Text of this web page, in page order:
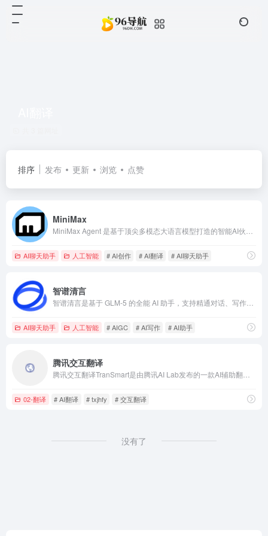
排序 发布 更新 浏览 点赞
MiniMax
AI聊天助手 人工智能 # AI创作 # AI翻译 # AI聊天助手
智谱清言
AI聊天助手 人工智能 # AIGC # AI写作 # AI助手
腾讯交互翻译
02-翻译 # AI翻译 # txjhfy # 交互翻译
没有了